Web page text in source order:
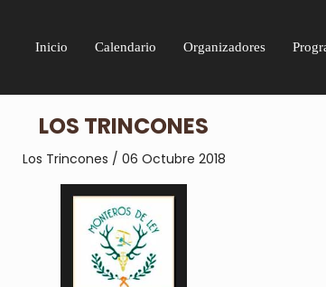
Inicio Calendario Organizadores
LOS TRINCONES
Los Trincones / 06 Octubre 2018